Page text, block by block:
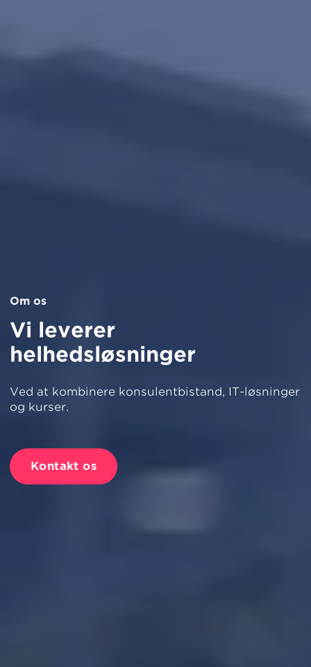
Om os
Vi leverer
helhedsløsninger
Ved at kombinere konsulentbistand, IT-løsninger
og kurser.
Kontakt os